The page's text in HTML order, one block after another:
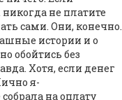
не платите
сами. Они, конечно.
истории и о
обойтись без
Хотя, если денег
я-
на оплату